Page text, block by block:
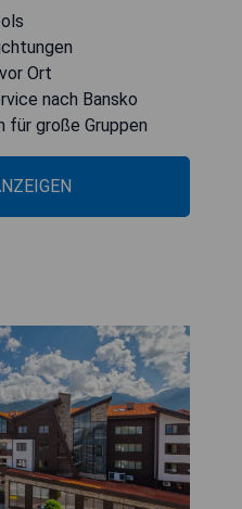
Ort
nach Bansko
für große Gruppen